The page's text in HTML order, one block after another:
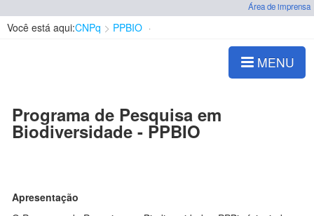
Área de imprensa
Você está aqui:CNPq PPBIO
MENU
Programa de Pesquisa em
Biodiversidade - PPBIO
Apresentação